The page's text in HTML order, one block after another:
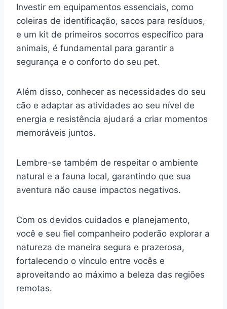
Investir em equipamentos essenciais, como
coleiras de identificação, sacos para resíduos,
e um kit de primeiros socorros específico para
animais, é fundamental para garantir a
segurança e o conforto do seu pet.
Além disso, conhecer as necessidades do seu
cão e adaptar as atividades ao seu nível de
energia e resistência ajudará a criar momentos
memoráveis juntos.
Lembre-se também de respeitar o ambiente
natural e a fauna local, garantindo que sua
aventura não cause impactos negativos.
Com os devidos cuidados e planejamento,
você e seu fiel companheiro poderão explorar a
natureza de maneira segura e prazerosa,
fortalecendo o vínculo entre vocês e
aproveitando ao máximo a beleza das regiões
remotas.